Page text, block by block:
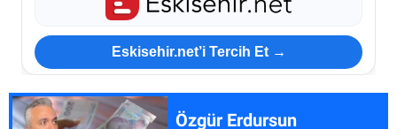
Eskisehir.net’i Tercih Et →
Özgür Erdursun